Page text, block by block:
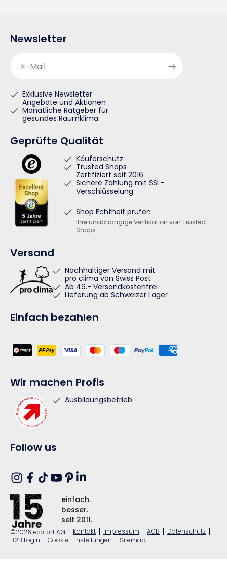
Newsletter
E-Mail
Exklusive Newsletter
Angebote und Aktionen
Monatliche Ratgeber für
gesundes Raumklima
Geprüfte Qualität
Käuferschutz
Trusted Shops
Zertifiziert seit 2016
Sichere Zahlung mit SSL-
Verschlüsselung
Shop Echtheit prüfen:
Ihre unabhängige Verifikation von Trusted
Shops.
Versand
Nachhaltiger Versand mit
pro clima von Swiss Post
Ab 49.- Versandkostenfrei
Lieferung ab Schweizer Lager
Einfach bezahlen
Zahlungsmethoden
Wir machen Profis
Ausbildungsbetrieb
Follow us
Instagram
Facebook
TikTokYouTube
Pinterest
Translation
missing:
de.general.social.links.linkedin
einfach.
besser.
seit 2011.
©2026 ecofort AG | Kontakt | Impressum | AGB | Datenschutz |
B2B Login | Cookie-Einstellungen | Sitemap